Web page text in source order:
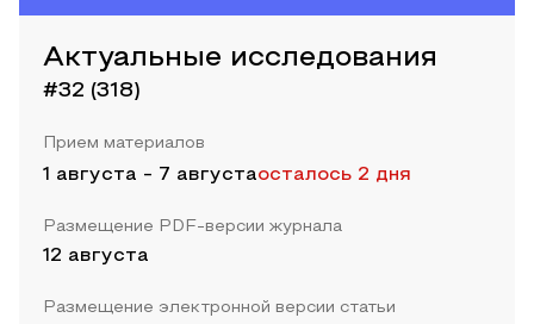
Актуальные исследования
#32 (318)
Прием материалов
1 августа - 7 августаосталось 2 дня
Размещение PDF-версии журнала
12 августа
Размещение электронной версии статьи